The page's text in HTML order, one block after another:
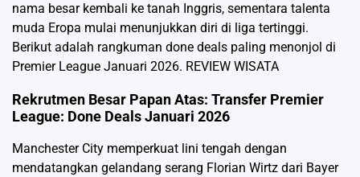
nama besar kembali ke tanah Inggris, sementara talenta
muda Eropa mulai menunjukkan diri di liga tertinggi.
Berikut adalah rangkuman done deals paling menonjol di
Premier League Januari 2026. REVIEW WISATA
Rekrutmen Besar Papan Atas: Transfer Premier
League: Done Deals Januari 2026
Manchester City memperkuat lini tengah dengan
mendatangkan gelandang serang Florian Wirtz dari Bayer